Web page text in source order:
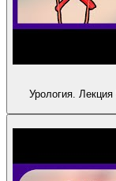
Урология.